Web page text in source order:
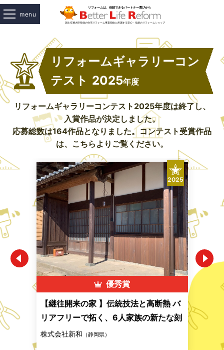
menu
リフォームギャラリーコン
テスト 2025年度
リフォームギャラリーコンテスト2025年度は終了し、
入賞作品が決定しました。
応募総数は164作品となりました。コンテスト受賞作品
は、こちらよりご覧ください。
2025
優秀賞
【継往開来の家 】伝統技法と高断熱 バ
リアフリーで拓く、6人家族の新たな刻
株式会社新和 （静岡県）
家